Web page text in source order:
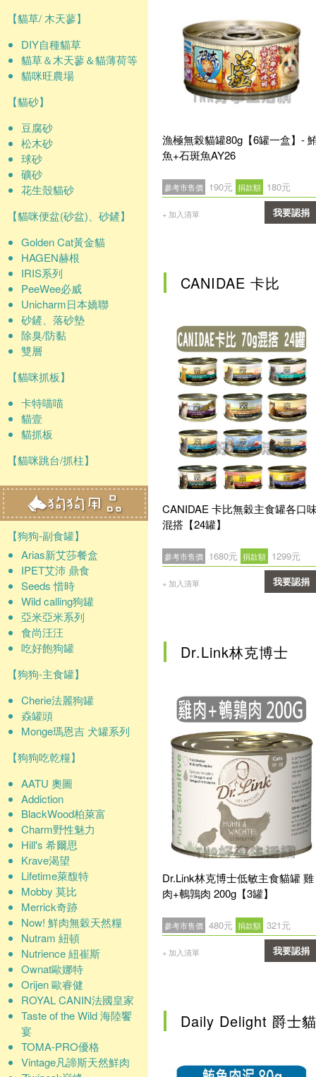
【貓草/ 木天蓼】
DIY自種貓草
貓草＆木天蓼＆貓薄荷等
貓咪旺農場
【貓砂】
豆腐砂
松木砂
球砂
礦砂
花生殼貓砂
【貓咪便盆(砂盆)、砂鏟】
Golden Cat黃金貓
HAGEN赫根
IRIS系列
PeeWee必威
Unicharm日本嬌聯
砂鏟、落砂墊
除臭/防黏
雙層
【貓咪抓板】
卡特喵喵
貓壹
貓抓板
【貓咪跳台/抓柱】
【狗狗-副食罐】
Arias新艾莎餐盒
IPET艾沛 鼎食
Seeds 惜時
Wild calling狗罐
亞米亞米系列
食尚汪汪
吃好飽狗罐
【狗狗-主食罐】
Cherie法麗狗罐
猋罐頭
Monge瑪恩吉 犬罐系列
【狗狗吃乾糧】
AATU 奧圖
Addiction
BlackWood柏萊富
Charm野性魅力
Hill's 希爾思
Krave渴望
Lifetime萊馥特
Mobby 莫比
Merrick奇跡
Now! 鮮肉無穀天然糧
Nutram 紐頓
Nutrience 紐崔斯
Ownat歐娜特
Orijen 歐睿健
ROYAL CANIN法國皇家
Taste of the Wild 海陸饗
宴
TOMA-PRO優格
Vintage凡諦斯天然鮮肉
漁極無榖貓罐80g【6罐一盒】-
魚+石斑魚AY26
參考市售價 190元 捐款額 180元
+ 加入清單 我要認捐
CANIDAE 卡比
CANIDAE 卡比無穀主食罐各口
混搭【24罐】
參考市售價 1680元 捐款額 1299元
+ 加入清單 我要認捐
Dr.Link林克博士
Dr.Link林克博士低敏主食貓罐 雞
肉+鵪鶉肉 200g【3罐】
參考市售價 480元 捐款額 321元
+ 加入清單 我要認捐
Daily Delight 爵士